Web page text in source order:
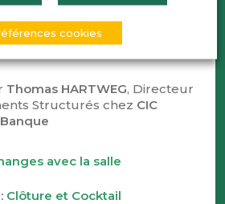
deGL events
Thomas HARTWEG, Directeur
Structurés chez CIC
avec la salle
Clôture et Cocktail
cookies